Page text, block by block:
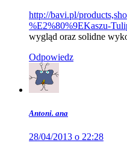
http://bavi.pl/
%E2%80%9EKaszu-
wygląd oraz solidne
Odpowiedz
Antoni. ana
28/04/2013 o 22:28